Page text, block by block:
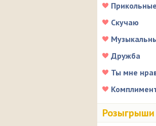
Прикольные
Скучаю
Дружба
Ты мне